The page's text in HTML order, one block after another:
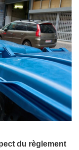
du règlement